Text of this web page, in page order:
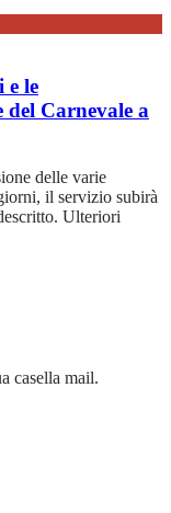
e le
del Carnevale a
delle varie
il servizio subirà
Ulteriori
casella mail.